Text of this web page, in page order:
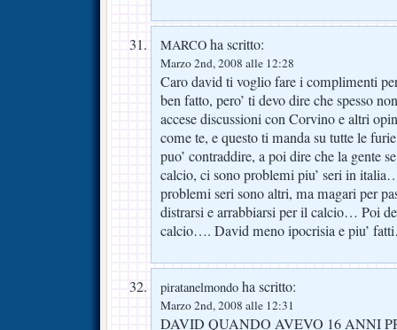
MARCO ha scritto:
Marzo 2nd, 2008 alle 12:28
Caro david ti voglio fare i complimenti
ben fatto, pero’ ti devo dire che spesso
accese discussioni con Corvino e altri
come te, e questo ti manda su tutte le
puo’ contraddire, a poi dire che la gente
calcio, ci sono problemi piu’ seri in
problemi seri sono altri, ma magari per
distrarsi e arrabbiarsi per il calcio… Poi
calcio…. David meno ipocrisia e piu’
piratanelmondo ha scritto:
Marzo 2nd, 2008 alle 12:31
DAVID QUANDO AVEVO 16 ANNI